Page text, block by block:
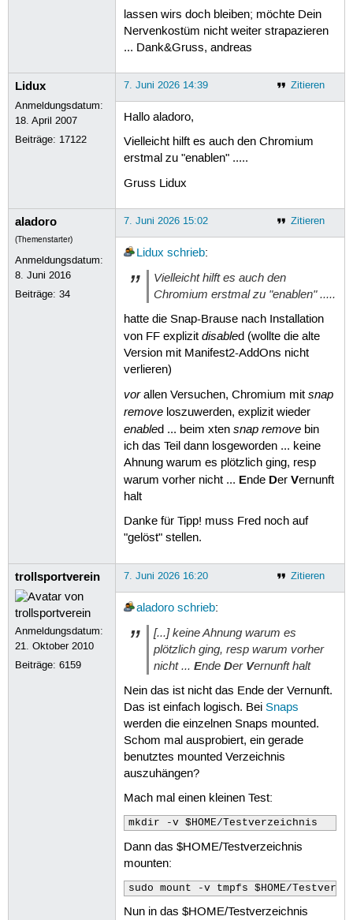
lassen wirs doch bleiben; möchte Dein
Nervenkostüm nicht weiter strapazieren
... Dank&Gruss, andreas
Lidux
Anmeldungsdatum:
18. April 2007
Beiträge: 17122
Zitieren
7. Juni 2026 14:39
Hallo aladoro,
Vielleicht hilft es auch den Chromium
erstmal zu "enablen" .....
Gruss Lidux
aladoro
(Themenstarter)
Anmeldungsdatum:
8. Juni 2016
Beiträge:34
Zitieren
7. Juni 2026 15:02
Lidux schrieb:
Vielleicht hilft es auch den
Chromium erstmal zu "enablen" .....
hatte die Snap-Brause nach Installation
von FF explizit disabled (wollte die alte
Version mit Manifest2-AddOns nicht
verlieren)
vorallen Versuchen, Chromium mit snap
removeloszuwerden, explizit wieder
enabled ... beim xten snap removebin
ich das Teil dann losgeworden ... keine
Ahnung warum es plötzlich ging, resp
warum vorher nicht ... Ende Der Vernunft
halt
Danke für Tipp! muss Fred noch auf
"gelöst" stellen.
trollsportverein
Anmeldungsdatum:
21. Oktober 2010
Beiträge:6159
Zitieren
7. Juni 2026 16:20
aladoro schrieb:
[...] keine Ahnung warum es
plötzlich ging, resp warum vorher
nicht ... Ende Der Vernunft halt
Nein das ist nicht das Ende der Vernunft.
Das ist einfach logisch. Bei Snaps
werden die einzelnen Snaps mounted.
Schom mal ausprobiert, ein gerade
benutztes mounted Verzeichnis
auszuhängen?
Mach mal einen kleinen Test:
mkdir -v $HOME/Testverzeichnis
Dann das $HOME/Testverzeichnis
mounten:
sudo mount -v tmpfs $HOME/
Nun in das $HOME/Testverzeichnis